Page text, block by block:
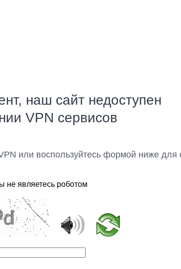
наш сайт недоступен
VPN сервисов
или воспользуйтесь формой ниже для
не являетесь роботом